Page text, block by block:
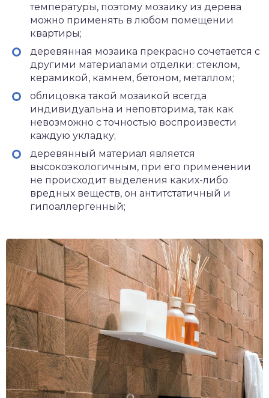
температуры, поэтому мозаику из дерева
можно применять в любом помещении
квартиры;
деревянная мозаика прекрасно сочетается с
другими материалами отделки: стеклом,
керамикой, камнем, бетоном, металлом;
облицовка такой мозаикой всегда
индивидуальна и неповторима, так как
невозможно с точностью воспроизвести
каждую укладку;
деревянный материал является
высокоэкологичным, при его применении
не происходит выделения каких-либо
вредных веществ, он антитстатичный и
гипоаллергенный;